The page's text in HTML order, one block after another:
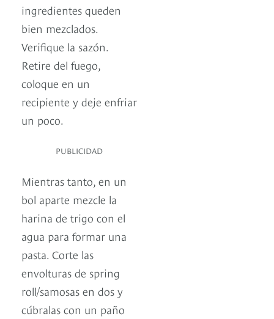
ingredientes queden
bien mezclados.
Verifique la sazón.
Retire del fuego,
coloque en un
recipiente y deje enfriar
un poco.
PUBLICIDAD
Mientras tanto, en un
bol aparte mezcle la
harina de trigo con el
agua para formar una
pasta. Corte las
envolturas de spring
roll/samosas en dos y
cúbralas con un paño